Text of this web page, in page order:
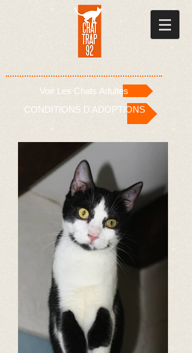
Voir Les Chats Adultes
CONDITIONS D'ADOPTIONS